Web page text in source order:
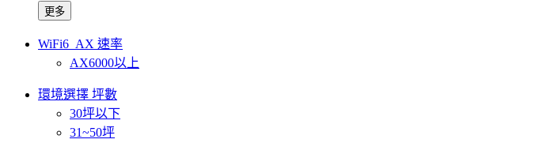
更多
WiFi6_AX 速率
AX6000以上
環境選擇 坪數
30坪以下
31~50坪